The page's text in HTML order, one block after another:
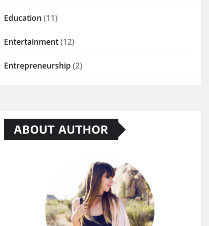
Education (11)
Entertainment(12)
Entrepreneurship(2)
ABOUT AUTHOR